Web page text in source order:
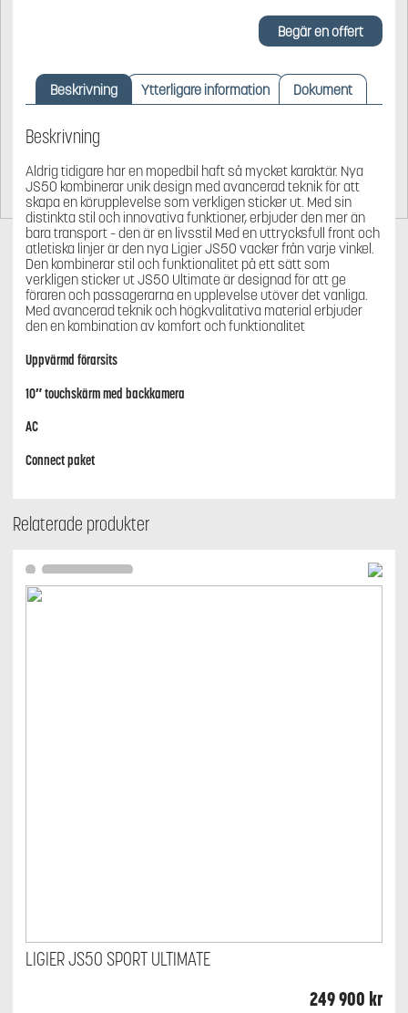
Begär en offert
Beskrivning Ytterligare information Dokument
Beskrivning
Aldrig tidigare har en mopedbil haft så mycket karaktär. Nya
JS50 kombinerar unik design med avancerad teknik för att
skapa en körupplevelse som verkligen sticker ut. Med sin
distinkta stil och innovativa funktioner, erbjuder den mer än
bara transport – den är en livsstil Med en uttrycksfull front och
atletiska linjer är den nya Ligier JS50 vacker från varje vinkel.
Den kombinerar stil och funktionalitet på ett sätt som
verkligen sticker ut JS50 Ultimate är designad för att ge
föraren och passagerarna en upplevelse utöver det vanliga.
Med avancerad teknik och högkvalitativa material erbjuder
den en kombination av komfort och funktionalitet
Uppvärmd förarsits
10″ touchskärm med backkamera
AC
Connect paket
Relaterade produkter
LIGIER JS50 SPORT ULTIMATE
249 900 kr